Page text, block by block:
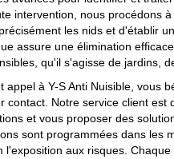
intervention, nous procédons
les nids et d'établir
assure une élimination
qu'il s'agisse de jardins,
appel à Y-S Anti Nuisible, vous
contact. Notre service client
et vous proposer des
sont programmées dans les
l'exposition aux risques.